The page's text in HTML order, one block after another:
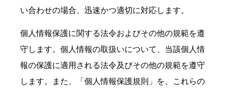
い合わせの場合、迅速かつ適切に対応します。
個人情報保護に関する法令およびその他の規範を遵
守します。個人情報の取扱いについて、当該個人情
報の保護に適用される法令及びその他の規範を遵守
します。また、「個人情報保護規則」を、これらの